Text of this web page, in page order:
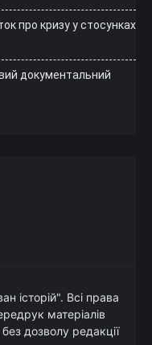
про кризу у стосунках
документальний
історій". Всі права
матеріалів
дозволу редакції